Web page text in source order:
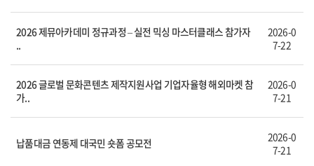
2026 제뮤아카데미 정규과정 – 실전 믹싱 마스터클래스 참가자
..
2026-0
7-22
2026 글로벌 문화콘텐츠 제작지원사업 기업자율형 해외마켓 참
가..
2026-0
7-21
납품대금 연동제 대국민 숏폼 공모전
2026-0
7-21